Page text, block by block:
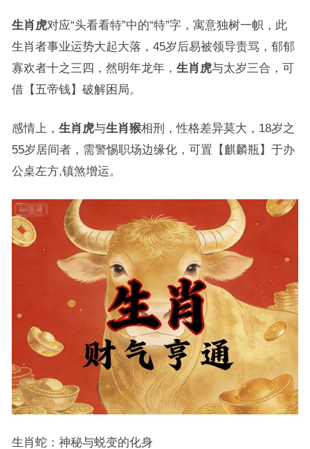
生肖虎对应“头看看特”中的“特”字，寓意独树一帜，此
生肖者事业运势大起大落，45岁后易被领导责骂，郁郁
寡欢者十之三四，然明年龙年， 生肖虎与太岁三合，可
借【五帝钱】破解困局。
感情上， 生肖虎与生肖猴相刑，性格差异莫大，18岁之
55岁居间者，需警惕职场边缘化，可置【麒麟瓶】于办
公桌左方,镇煞增运。
生肖蛇：神秘与蜕变的化身